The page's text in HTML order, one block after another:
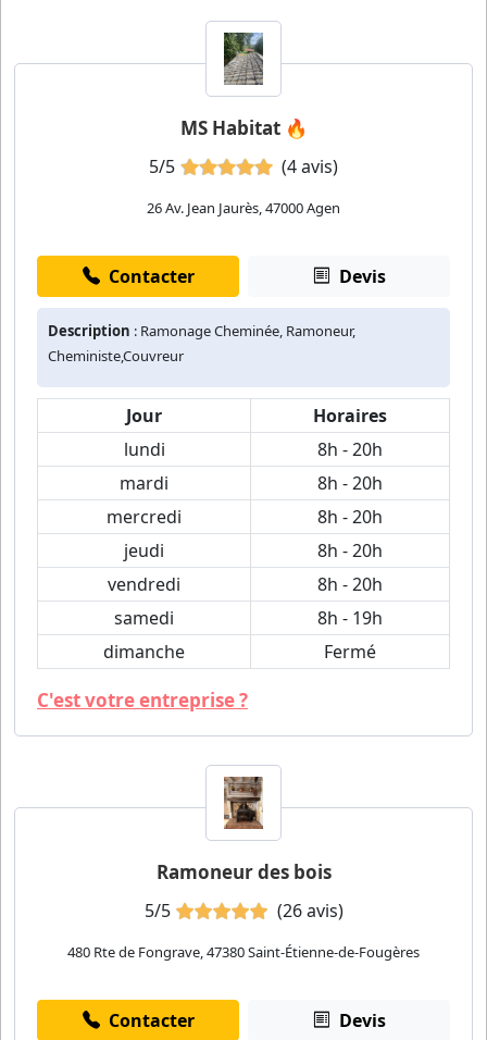
MS Habitat 🔥
5/5 (4 avis)
26 Av. Jean Jaurès, 47000 Agen
Contacter Devis
Description : Ramonage Cheminée, Ramoneur,
Cheministe,Couvreur
Jour
Horaires
lundi
8h - 20h
mardi
8h - 20h
mercredi
8h - 20h
jeudi
8h - 20h
vendredi
8h - 20h
samedi
8h - 19h
dimanche
Fermé
C'est votre entreprise ?
Ramoneur des bois
5/5 (26 avis)
480 Rte de Fongrave, 47380 Saint-Étienne-de-Fougères
Contacter Devis